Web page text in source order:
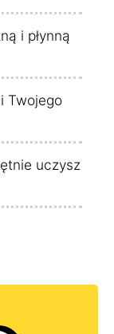
i płynną
Twojego
uczysz